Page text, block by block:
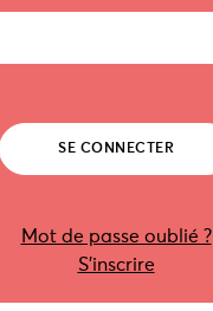
Mot de passe oublié ?
S’inscrire